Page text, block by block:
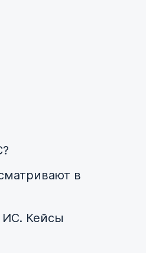
в
ИС. Кейсы